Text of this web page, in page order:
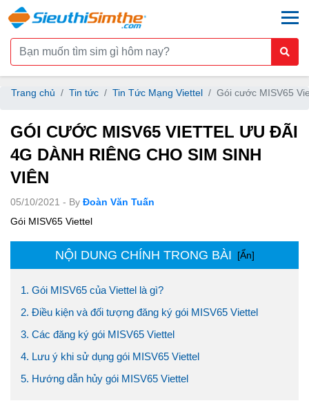
Trang chủ Tin tức Tin Tức Mạng Viettel Gói cước MISV65
GÓI CƯỚC MISV65 VIETTEL ƯU ĐÃI
4G DÀNH RIÊNG CHO SIM SINH
VIÊN
05/10/2021 - By Đoàn Văn Tuấn
Gói MISV65 Viettel
NỘI DUNG CHÍNH TRONG BÀI [Ẩn]
1. Gói MISV65 của Viettel là gì?
2. Điều kiện và đối tượng đăng ký gói MISV65 Viettel
3. Các đăng ký gói MISV65 Viettel
4. Lưu ý khi sử dụng gói MISV65 Viettel
5. Hướng dẫn hủy gói MISV65 Viettel